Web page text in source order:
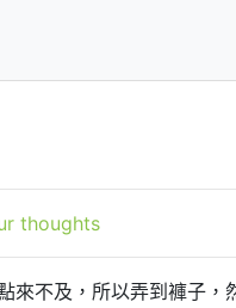
thoughts
來不及，所以弄到褲子，